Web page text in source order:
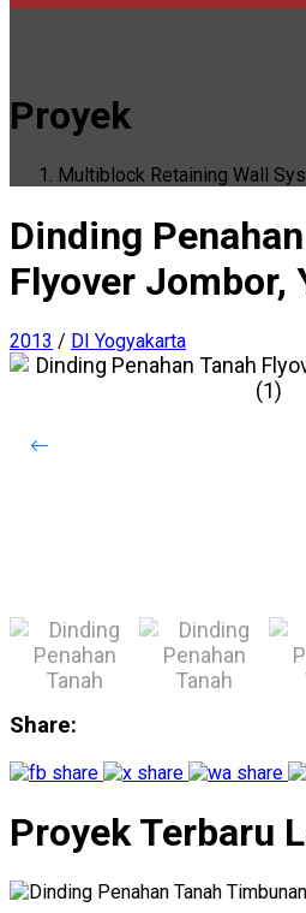
Proyek
Multiblock Retaining Wall
Dinding
Flyover Jombor,
2013 / DI Yogyakarta
Share:
Proyek Terbaru